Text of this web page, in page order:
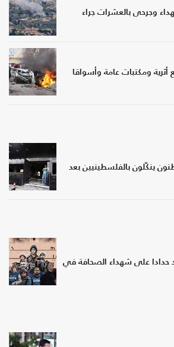
وجرحى بالعشرات جراء
أثرية ومكتبات عامة وأسواقا
ينكّلون بالفلسطينيين بعد
حدادا على شهداء الصحافة في